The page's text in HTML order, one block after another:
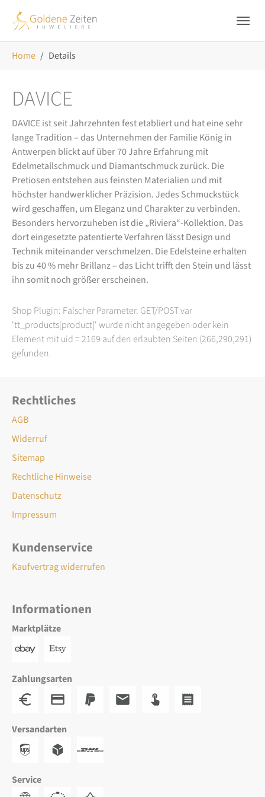
Home Details
DAVICE
DAVICE ist seit Jahrzehnten fest etabliert und hat eine sehr
lange Tradition – das Unternehmen der Familie König in
Antwerpen blickt auf über 70 Jahre Erfahrung mit
Edelmetallschmuck und Diamantschmuck zurück. Die
Pretiosen entstehen aus feinsten Materialien und mit
höchster handwerklicher Präzision. Jedes Schmuckstück
wird geschaffen, um Eleganz und Charakter zu verbinden.
Besonders hervorzuheben ist die „Riviera“-Kollektion. Das
dort eingesetzte patentierte Verfahren lässt Design und
Technik miteinander verschmelzen. Die Edelsteine erhalten
bis zu 40 % mehr Brillanz – das Licht trifft den Stein und lässt
ihn somit noch größer erscheinen.
Shop Plugin: Falscher Parameter. GET/POST var
'tt_products[product]' wurde nicht angegeben oder kein
Element mit uid = 2169 auf den erlaubten Seiten (266,290,291)
gefunden.
Rechtliches
AGB
Widerruf
Sitemap
Rechtliche Hinweise
Datenschutz
Impressum
Kundenservice
Kaufvertrag widerrufen
Informationen
Marktplätze
Zahlungsarten
Versandarten
Service